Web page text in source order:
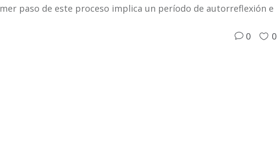
paso de este proceso implica un período de autorreflexión e
0 0